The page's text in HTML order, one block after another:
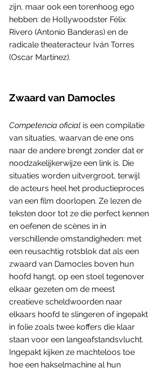
zijn, maar ook een torenhoog ego
hebben: de Hollywoodster Félix
Rivero (Antonio Banderas) en de
radicale theateracteur Iván Torres
(Oscar Martínez).
Zwaard van Damocles
Competencia oficial is een compilatie
van situaties, waarvan de ene ons
naar de andere brengt zonder dat er
noodzakelijkerwijze een link is. Die
situaties worden uitvergroot, terwijl
de acteurs heel het productieproces
van een film doorlopen. Ze lezen de
teksten door tot ze die perfect kennen
en oefenen de scènes in in
verschillende omstandigheden: met
een reusachtig rotsblok dat als een
zwaard van Damocles boven hun
hoofd hangt, op een stoel tegenover
elkaar gezeten om de meest
creatieve scheldwoorden naar
elkaars hoofd te slingeren of ingepakt
in folie zoals twee koffers die klaar
staan voor een langeafstandsvlucht.
Ingepakt kijken ze machteloos toe
hoe een hakselmachine al hun